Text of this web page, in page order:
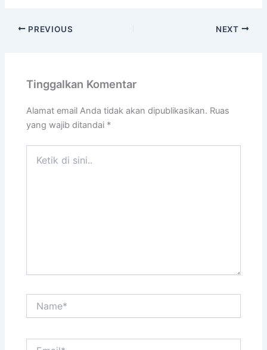
PREVIOUS NEXT
Tinggalkan Komentar
Alamat email Anda tidak akan dipublikasikan. Ruas
yang wajib ditandai *